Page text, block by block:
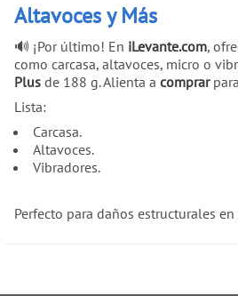
Altavoces y Más
🔊 ¡Por último! En iLevante.com,
como carcasa, altavoces, micro o
Plus de 188 g. Alienta a comprarpara
Lista:
Carcasa.
Altavoces.
Vibradores.
Perfecto para daños estructurales en